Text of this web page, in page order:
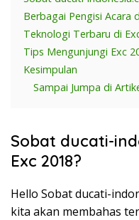
Berbagai Pengisi Acara
Teknologi Terbaru di
Tips Mengunjungi Exc
Kesimpulan
Sampai Jumpa di
Sobat ducati-
Exc 2018?
Hello Sobat ducati-
kita akan membahas